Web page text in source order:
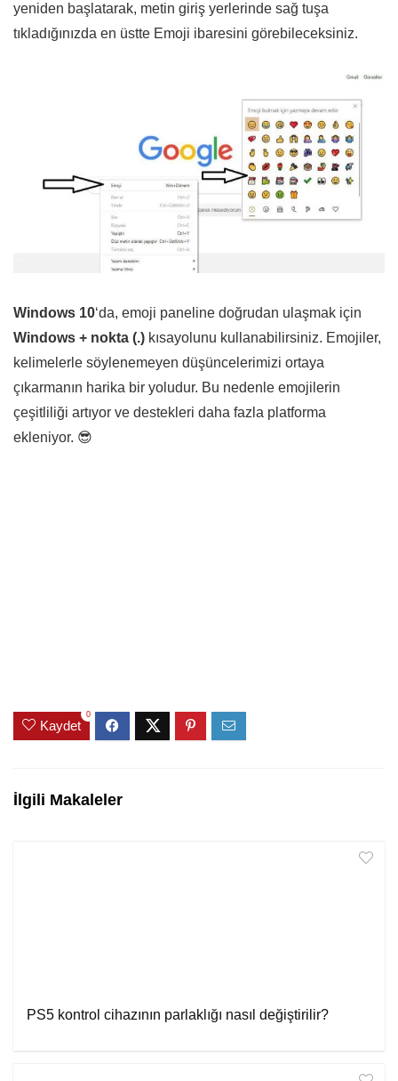
yeniden başlatarak, metin giriş yerlerinde sağ tuşa
tıkladığınızda en üstte Emoji ibaresini görebileceksiniz.
Windows 10‘da, emoji paneline doğrudan ulaşmak için
Windows + nokta (.) kısayolunu kullanabilirsiniz. Emojiler,
kelimelerle söylenemeyen düşüncelerimizi ortaya
çıkarmanın harika bir yoludur. Bu nedenle emojilerin
çeşitliliği artıyor ve destekleri daha fazla platforma
ekleniyor. 😎
Kaydet
0
İlgili Makaleler
PS5 kontrol cihazının parlaklığı nasıl değiştirilir?